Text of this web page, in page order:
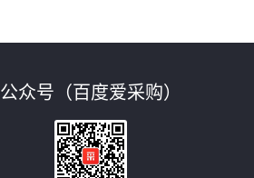
公众号（百度爱采购）